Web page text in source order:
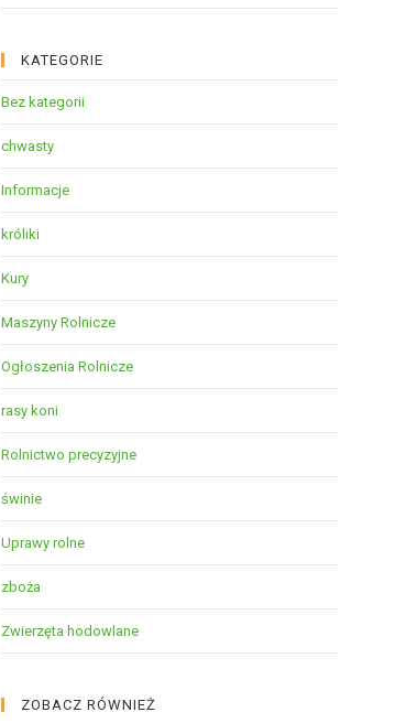
KATEGORIE
Bez kategorii
chwasty
Informacje
króliki
Kury
Maszyny Rolnicze
Ogłoszenia Rolnicze
rasy koni
Rolnictwo precyzyjne
świnie
Uprawy rolne
zboża
Zwierzęta hodowlane
ZOBACZ RÓWNIEŻ